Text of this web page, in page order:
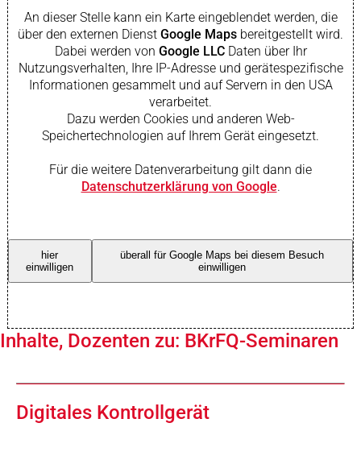
An dieser Stelle kann ein Karte eingeblendet werden, die
über den externen Dienst Google Maps bereitgestellt wird.
Dabei werden von Google LLCDaten über Ihr
Nutzungsverhalten, Ihre IP-Adresse und gerätespezifische
Informationen gesammelt und auf Servern in den USA
verarbeitet.
Dazu werden Cookies und anderen Web-
Speichertechnologien auf Ihrem Gerät eingesetzt.
Für die weitere Datenverarbeitung gilt dann die
Datenschutzerklärung von Google.
hier
einwilligen
überall für Google Maps bei diesem Besuch
einwilligen
Inhalte, Dozenten zu: BKrFQ-Seminaren
Digitales Kontrollgerät